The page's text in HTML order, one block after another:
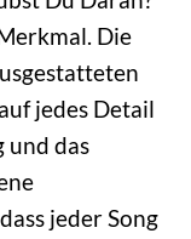
Die
jedes Detail
und das
jeder Song